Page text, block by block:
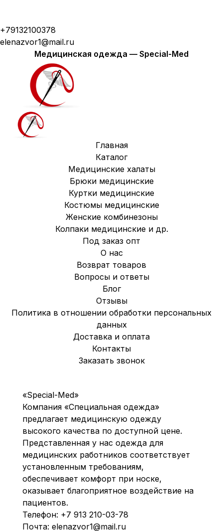
+79132100378
elenazvor1@mail.ru
Медицинская одежда — Special-Med
Главная
Каталог
Медицинские халаты
Брюки медицинские
Куртки медицинские
Костюмы медицинские
Женские комбинезоны
Колпаки медицинские и др.
Под заказ опт
О нас
Возврат товаров
Вопросы и ответы
Блог
Отзывы
Политика в отношении обработки персональных
данных
Доставка и оплата
Контакты
Заказать звонок
«Special-Med»
Компания «Специальная одежда»
предлагает медицинскую одежду
высокого качества по доступной цене.
Представленная у нас одежда для
медицинских работников соответствует
установленным требованиям,
обеспечивает комфорт при носке,
оказывает благоприятное воздействие на
пациентов.
Телефон: +7 913 210-03-78
Почта: elenazvor1@mail.ru